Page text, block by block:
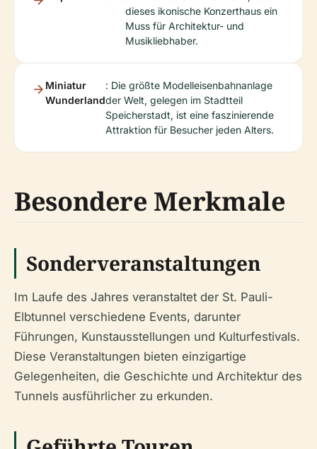
dieses ikonische Konzerthaus ein
Muss für Architektur- und
Musikliebhaber.
Miniatur
Wunderland
: Die größte Modelleisenbahnanlage
der Welt, gelegen im Stadtteil
Speicherstadt, ist eine faszinierende
Attraktion für Besucher jeden Alters.
Besondere Merkmale
Sonderveranstaltungen
Im Laufe des Jahres veranstaltet der St. Pauli-
Elbtunnel verschiedene Events, darunter
Führungen, Kunstausstellungen und Kulturfestivals.
Diese Veranstaltungen bieten einzigartige
Gelegenheiten, die Geschichte und Architektur des
Tunnels ausführlicher zu erkunden.